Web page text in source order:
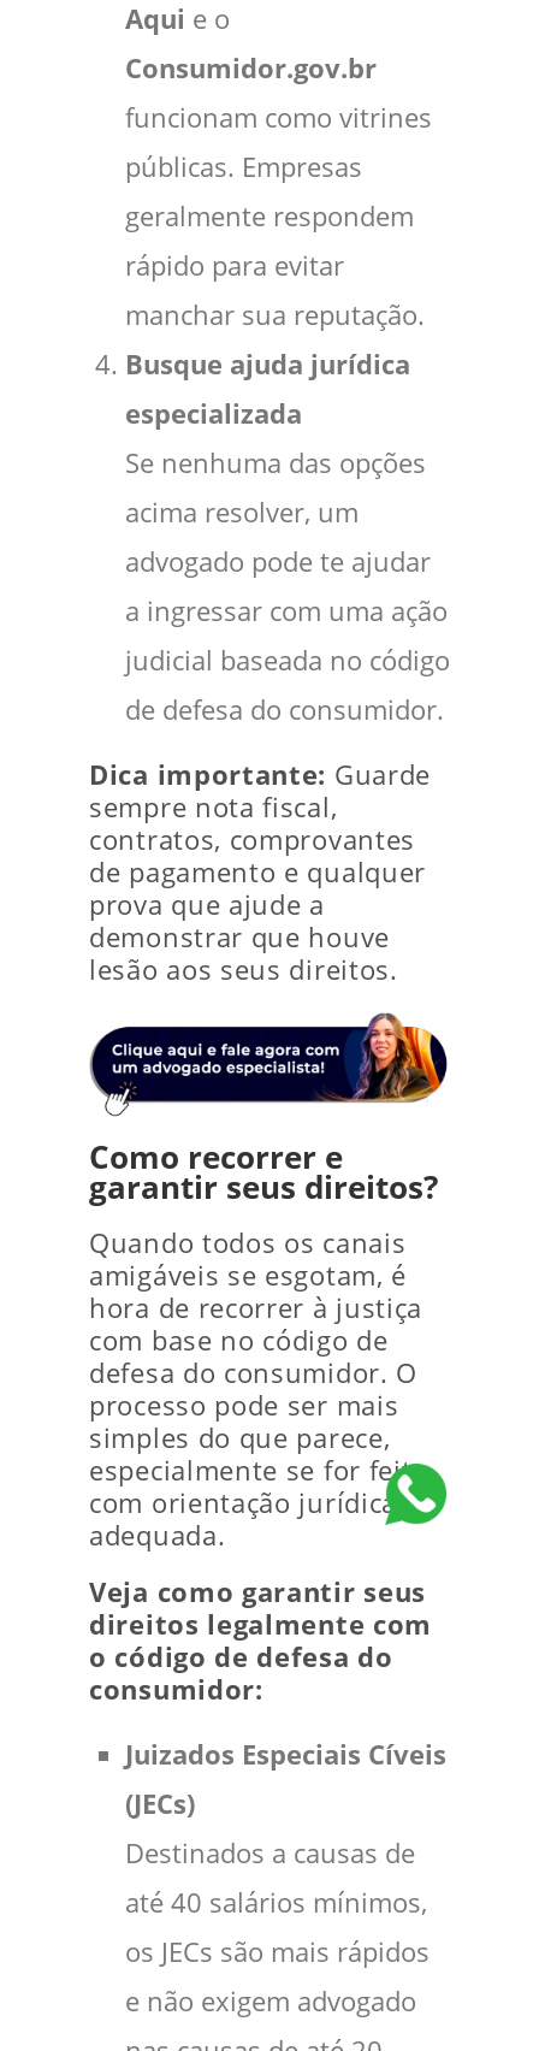
Aqui e o
Consumidor.gov.br
funcionam como vitrines
públicas. Empresas
geralmente respondem
rápido para evitar
manchar sua reputação.
Busque ajuda jurídica
especializada
Se nenhuma das opções
acima resolver, um
advogado pode te ajudar
a ingressar com uma ação
judicial baseada no código
de defesa do consumidor.
Dica importante: Guarde
sempre nota fiscal,
contratos, comprovantes
de pagamento e qualquer
prova que ajude a
demonstrar que houve
lesão aos seus direitos.
Como recorrer e
garantir seus direitos?
Quando todos os canais
amigáveis se esgotam, é
hora de recorrer à justiça
com base no código de
defesa do consumidor. O
processo pode ser mais
simples do que parece,
especialmente se for feito
com orientação jurídica
adequada.
Veja como garantir seus
direitos legalmente com
o código de defesa do
consumidor:
Juizados Especiais Cíveis
(JECs)
Destinados a causas de
até 40 salários mínimos,
os JECs são mais rápidos
e não exigem advogado